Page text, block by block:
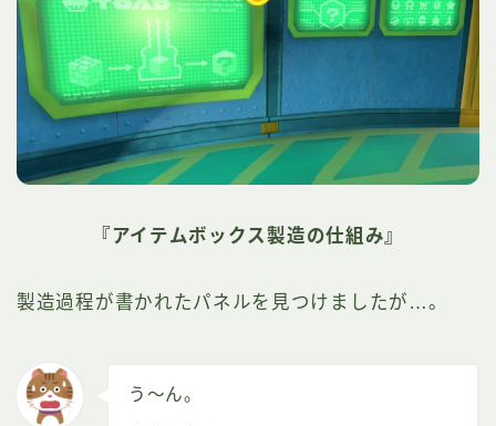
『アイテムボックス製造の仕組み』
製造過程が書かれたパネルを見つけましたが…。
う～ん。